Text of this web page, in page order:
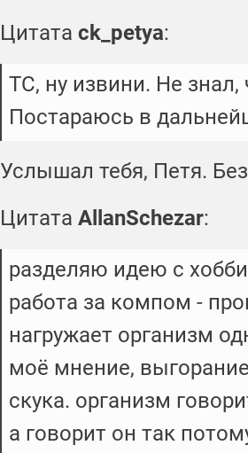
Цитата ck_petya:
ТС, ну извини. Не знал,
Постараюсь в
Услышал тебя, Петя.
Цитата AllanSchezar:
разделяю идею с
работа за компом -
нагружает организм
моё мнение,
скука. организм
а говорит он так